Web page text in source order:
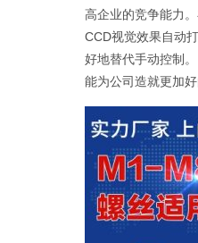
高企业的竞争能力
CCD视觉效果自动
好地替代手动控制
能为公司造就更加